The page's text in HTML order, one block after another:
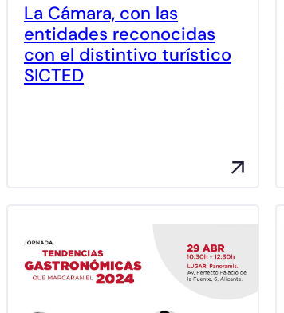
La Cámara, con las
entidades reconocidas
con el distintivo turístico
SICTED